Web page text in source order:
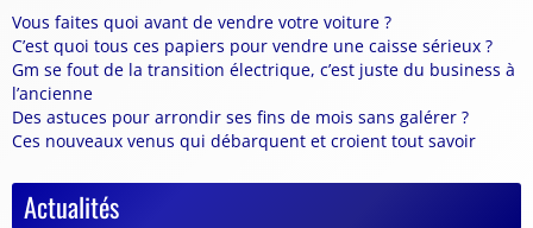
Vous faites quoi avant de vendre votre voiture ?
C’est quoi tous ces papiers pour vendre une caisse sérieux ?
Gm se fout de la transition électrique, c’est juste du business à
l’ancienne
Des astuces pour arrondir ses fins de mois sans galérer ?
Ces nouveaux venus qui débarquent et croient tout savoir
Actualités